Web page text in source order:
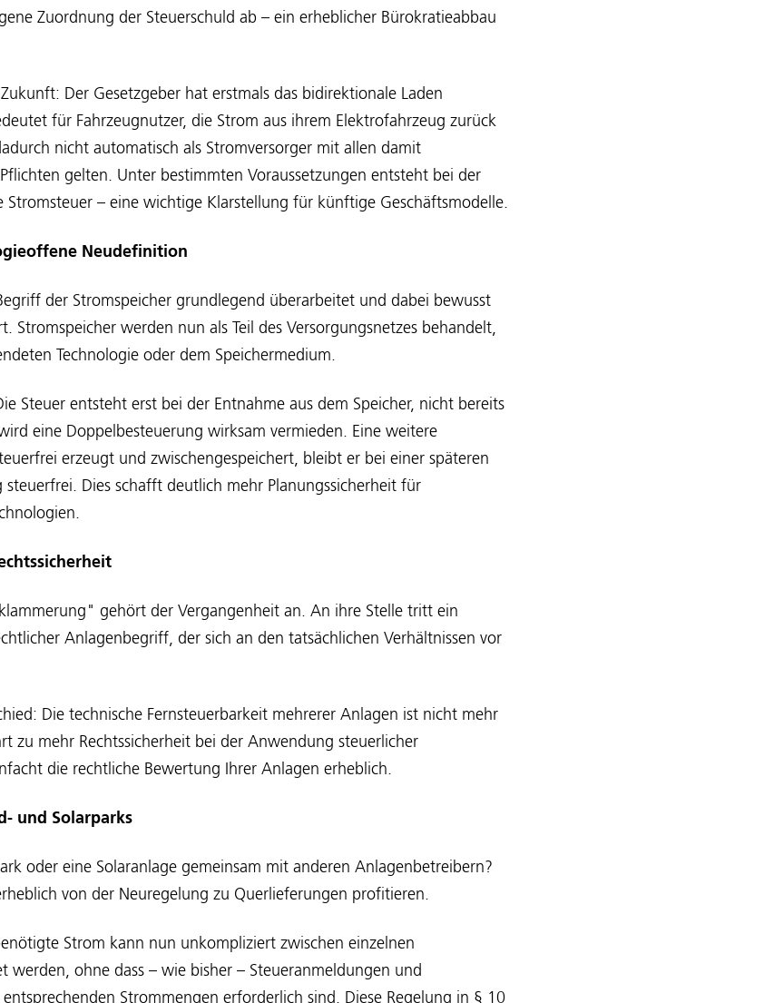
Zuordnung der Steuerschuld ab – ein erheblicher Bürokratieabbau
Der Gesetzgeber hat erstmals das bidirektionale Laden
für Fahrzeugnutzer, die Strom aus ihrem Elektrofahrzeug zurück
nicht automatisch als Stromversorger mit allen damit
gelten. Unter bestimmten Voraussetzungen entsteht bei der
Stromsteuer – eine wichtige Klarstellung für künftige Geschäftsmodelle.
Neudefinition
der Stromspeicher grundlegend überarbeitet und dabei bewusst
Stromspeicher werden nun als Teil des Versorgungsnetzes behandelt,
Technologie oder dem Speichermedium.
Steuer entsteht erst bei der Entnahme aus dem Speicher, nicht bereits
eine Doppelbesteuerung wirksam vermieden. Eine weitere
erzeugt und zwischengespeichert, bleibt er bei einer späteren
steuerfrei. Dies schafft deutlich mehr Planungssicherheit für
gehört der Vergangenheit an. An ihre Stelle tritt ein
Anlagenbegriff, der sich an den tatsächlichen Verhältnissen vor
Die technische Fernsteuerbarkeit mehrerer Anlagen ist nicht mehr
zu mehr Rechtssicherheit bei der Anwendung steuerlicher
die rechtliche Bewertung Ihrer Anlagen erheblich.
und Solarparks
oder eine Solaranlage gemeinsam mit anderen Anlagenbetreibern?
von der Neuregelung zu Querlieferungen profitieren.
Strom kann nun unkompliziert zwischen einzelnen
werden, ohne dass – wie bisher – Steueranmeldungen und
Strommengen erforderlich sind. Diese Regelung in § 10